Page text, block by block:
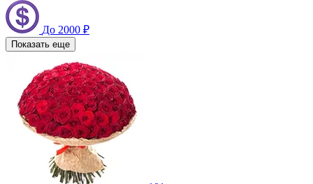
До 2000 ₽
Показать еще